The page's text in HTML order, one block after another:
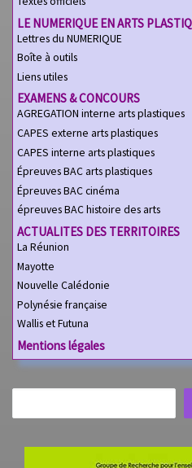
LE NUMERIQUE EN ARTS
Lettres du NUMERIQUE
Boîte à outils
Liens utiles
EXAMENS & CONCOURS
AGREGATION interne arts plastiques
CAPES externe arts plastiques
CAPES interne arts plastiques
Épreuves BAC arts plastiques
Épreuves BAC cinéma
épreuves BAC histoire des arts
ACTUALITES DES TERRITOIRES
La Réunion
Mayotte
Nouvelle Calédonie
Polynésie française
Wallis et Futuna
Mentions légales